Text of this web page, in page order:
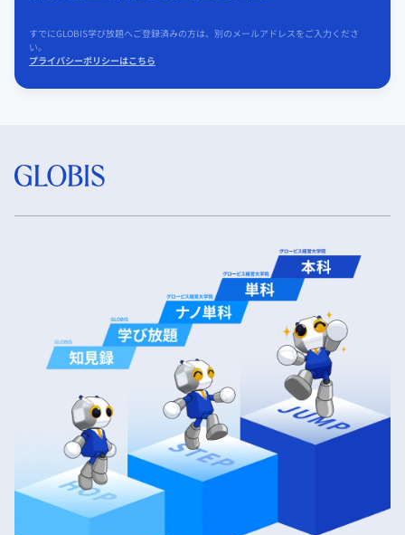
すでにGLOBIS学び放題へご登録済みの方は、別のメールアドレスをご入力くださ
い。
プライバシーポリシーはこちら